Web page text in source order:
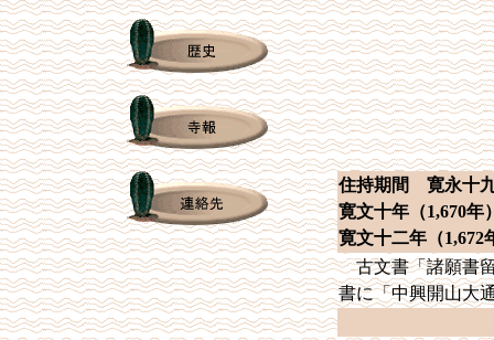
住持期間 寛永十
寛文十年（1,670年
寛文十二年（1,672
古文書「諸願書
書に「中興開山大